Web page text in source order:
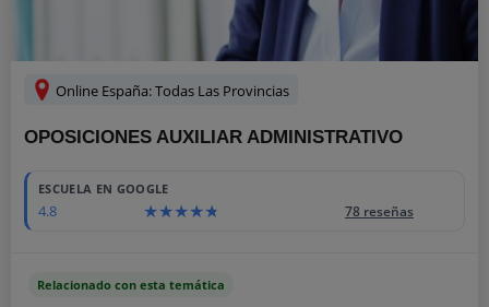
Online España: Todas Las Provincias
OPOSICIONES AUXILIAR ADMINISTRATIVO
ESCUELA EN GOOGLE
4.8 78 reseñas
Relacionado con esta temática